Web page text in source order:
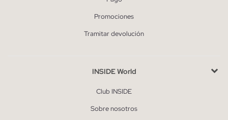
Promociones
Tramitar devolución
INSIDE World
Club INSIDE
Sobre nosotros